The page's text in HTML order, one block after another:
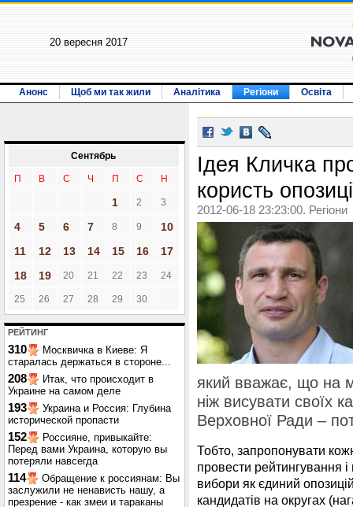
20 вересня 2017
Анонс Щоб ми так жили Аналітика Регіони Освіта
Сентябрь
П В С Ч П С Н
1 2 3
4 5 6 7 8 9
10
11
12 13 14 15 16
17
18
19 20 21 22 23 24
25 26 27 28 29 30
РЕЙТИНГ
310
Москвичка в Киеве: Я
старалась держаться в стороне...
208
Итак, что происходит в
Украине на самом деле
193
Украина и Россия: Глубина
исторической пропасти
152
Россияне, привыкайте:
Перед вами Украина, которую вы
потеряли навсегда
114
Обращение к россиянам: Вы
заслужили не ненависть нашу, а
презрение - как змеи и тараканы
Ідея Кличка
користь
2012-06-18 23:23:00. Регіони
який вважає, що на
ніж висувати своїх
Верховної Ради –
Тобто, запропонувати
провести рейтингування
вибори як єдиний
кандидатів на округах